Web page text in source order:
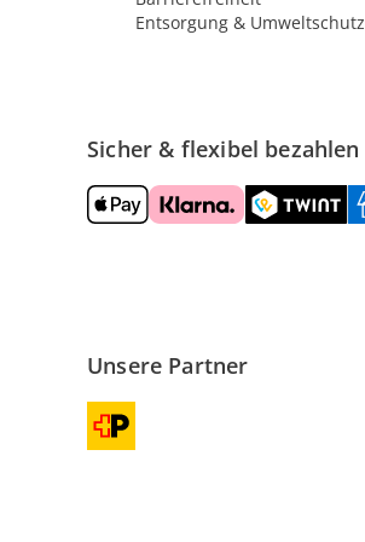
Entsorgung & Umweltschutz
Sicher & flexibel bezahlen
Unsere Partner